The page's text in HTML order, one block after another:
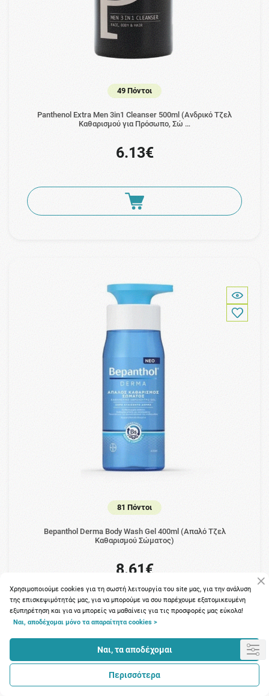
49 Πόντοι
Panthenol Extra Men 3in1 Cleanser 500ml (Ανδρικό Τζελ
Καθαρισμού για Πρόσωπο, Σώ …
6.13€
81 Πόντοι
Bepanthol Derma Body Wash Gel 400ml (Απαλό Τζελ
Καθαρισμού Σώματος)
8.61€
Χρησιμοποιούμε cookies για τη σωστή λειτουργία του site μας, για την ανάλυση
της επισκεψιμότητάς μας, για να μπορούμε να σου παρέχουμε εξατομικευμένη
εξυπηρέτηση και για να μπορείς να μαθαίνεις για τις προσφορές μας εύκολα!
Ναι, αποδέχομαι μόνο τα απαραίτητα cookies >
Ναι, τα αποδέχομαι
Περισσότερα